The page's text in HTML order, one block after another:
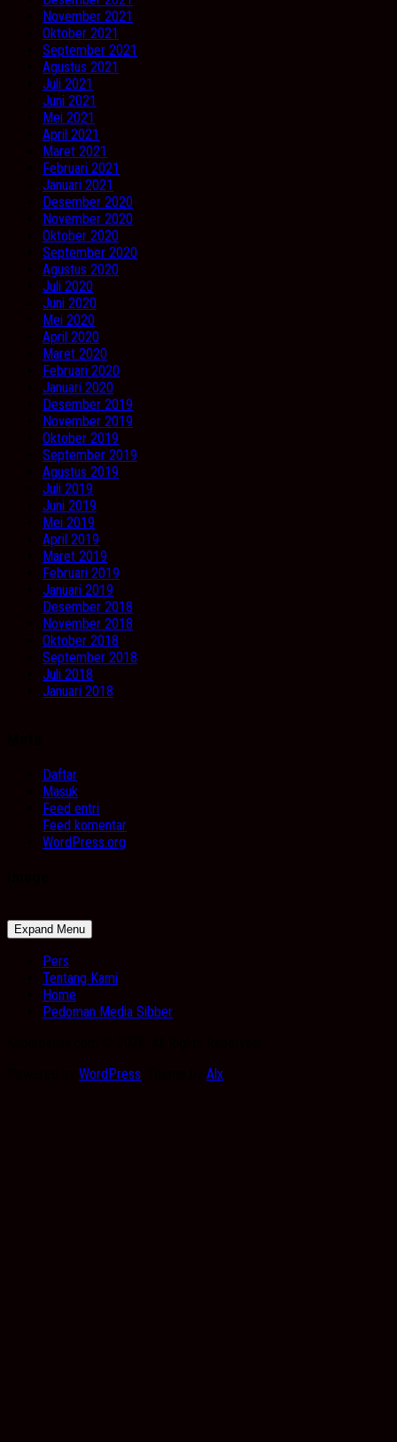
November 2021
Oktober 2021
September 2021
Agustus 2021
Juli 2021
Juni 2021
Mei 2021
April 2021
Maret 2021
Februari 2021
Januari 2021
Desember 2020
November 2020
Oktober 2020
September 2020
Agustus 2020
Juli 2020
Juni 2020
Mei 2020
April 2020
Maret 2020
Februari 2020
Januari 2020
Desember 2019
November 2019
Oktober 2019
September 2019
Agustus 2019
Juli 2019
Juni 2019
Mei 2019
April 2019
Maret 2019
Februari 2019
Januari 2019
Desember 2018
November 2018
Oktober 2018
September 2018
Juli 2018
Januari 2018
Daftar
Masuk
Feed entri
Feed komentar
WordPress.org
Expand Menu
Pers
Tentang Kami
Home
Pedoman Media Sibber
WordPress Alx